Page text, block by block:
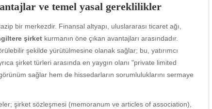
ve temel yasal gereklilikler
bir merkezdir. Finansal altyapı, uluslararası ticaret ağı,
şirket kurmanın öne çıkan avantajları arasındadır.
şekilde yürütülmesine olanak sağlar; bu, yatırımcı
şirket türleri arasında en yaygın olanı "private limited
sağlar hem de hissedarların sorumluluklarını sermaye
şirket sözleşmesi (memoranum ve articles of association),